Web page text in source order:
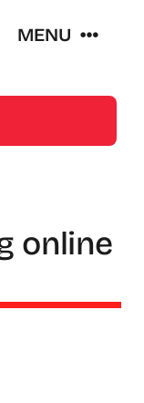
MENU
online